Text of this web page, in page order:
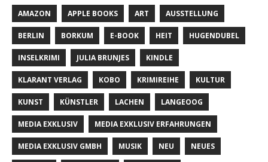
AMAZON APPLE BOOKS ART AUSSTELLUNG
BERLIN BORKUM E-BOOK HEIT HUGENDUBEL
INSELKRIMI JULIA BRUNJES KINDLE
KLARANT VERLAG KOBO KRIMIREIHE KULTUR
KUNST KÜNSTLER LACHEN LANGEOOG
MEDIA EXKLUSIV MEDIA EXKLUSIV ERFAHRUNGEN
MEDIA EXKLUSIV GMBH MUSIK NEU NEUES